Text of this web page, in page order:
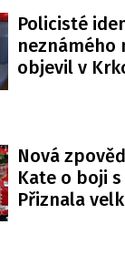
Policisté
neznámého
objevil v
Nová
Kate o boji
Přiznala